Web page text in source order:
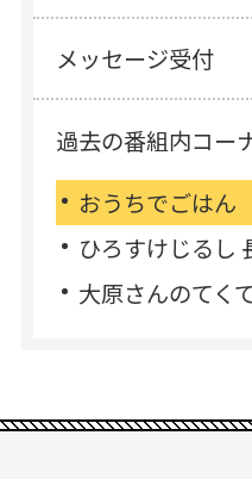
メッセージ受付
過去の番組内コー
おうちでごはん
ひろすけじるし
大原さんのてく